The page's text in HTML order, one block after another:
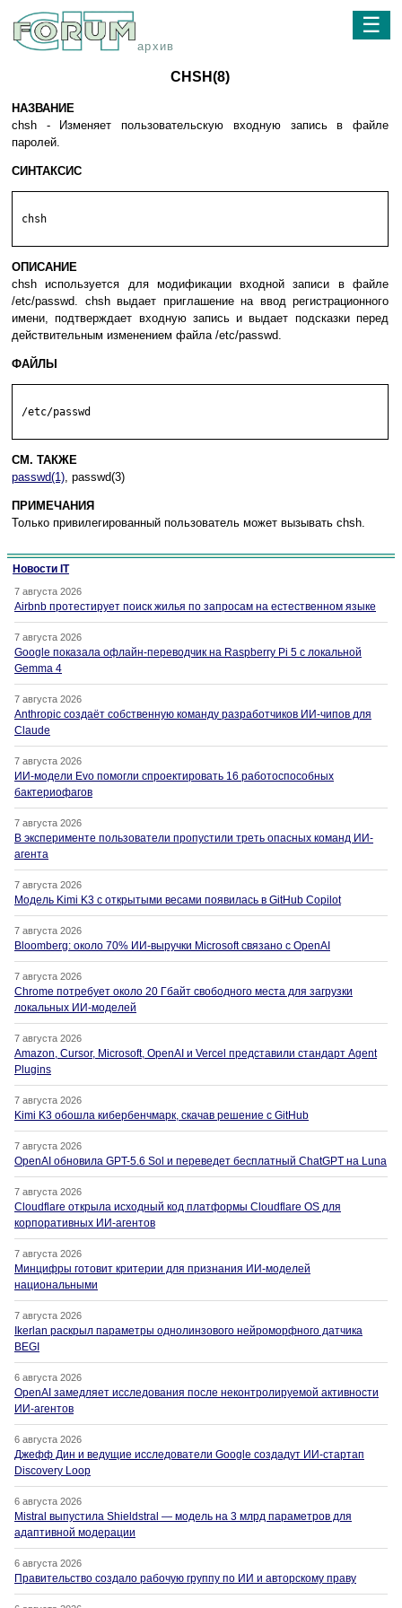
архив
☰
CHSH(8)
НАЗВАНИЕ
chsh - Изменяет пользовательскую входную запись в файле
паролей.
СИНТАКСИС
chsh
ОПИСАНИЕ
chsh используется для модификации входной записи в файле
/etc/passwd. chsh выдает приглашение на ввод регистрационного
имени, подтверждает входную запись и выдает подсказки перед
действительным изменением файла /etc/passwd.
ФАЙЛЫ
/etc/passwd
СМ. ТАКЖЕ
passwd(1), passwd(3)
ПРИМЕЧАНИЯ
Только привилегированный пользователь может вызывать chsh.
Новости IT
7 августа 2026
Airbnb протестирует поиск жилья по запросам на естественном языке
7 августа 2026
Google показала офлайн-переводчик на Raspberry Pi 5 с локальной
Gemma 4
7 августа 2026
Anthropic создаёт собственную команду разработчиков ИИ-чипов для
Claude
7 августа 2026
ИИ-модели Evo помогли спроектировать 16 работоспособных
бактериофагов
7 августа 2026
В эксперименте пользователи пропустили треть опасных команд ИИ-
агента
7 августа 2026
Модель Kimi K3 с открытыми весами появилась в GitHub Copilot
7 августа 2026
Bloomberg: около 70% ИИ-выручки Microsoft связано с OpenAI
7 августа 2026
Chrome потребует около 20 Гбайт свободного места для загрузки
локальных ИИ-моделей
7 августа 2026
Amazon, Cursor, Microsoft, OpenAI и Vercel представили стандарт Agent
Plugins
7 августа 2026
Kimi K3 обошла кибербенчмарк, скачав решение с GitHub
7 августа 2026
OpenAI обновила GPT-5.6 Sol и переведет бесплатный ChatGPT на Luna
7 августа 2026
Cloudflare открыла исходный код платформы Cloudflare OS для
корпоративных ИИ-агентов
7 августа 2026
Минцифры готовит критерии для признания ИИ-моделей
национальными
7 августа 2026
Ikerlan раскрыл параметры однолинзового нейроморфного датчика
BEGI
6 августа 2026
OpenAI замедляет исследования после неконтролируемой активности
ИИ-агентов
6 августа 2026
Джефф Дин и ведущие исследователи Google создадут ИИ-стартап
Discovery Loop
6 августа 2026
Mistral выпустила Shieldstral — модель на 3 млрд параметров для
адаптивной модерации
6 августа 2026
Правительство создало рабочую группу по ИИ и авторскому праву